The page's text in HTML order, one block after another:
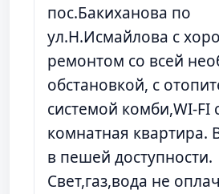
пос.Бакиханова по
ул.Н.Исмайлова с
ремонтом со всей
обстановкой, с
системой комби,WI-FI
комнатная квартира.
в пешей доступности.
Свет,газ,вода не